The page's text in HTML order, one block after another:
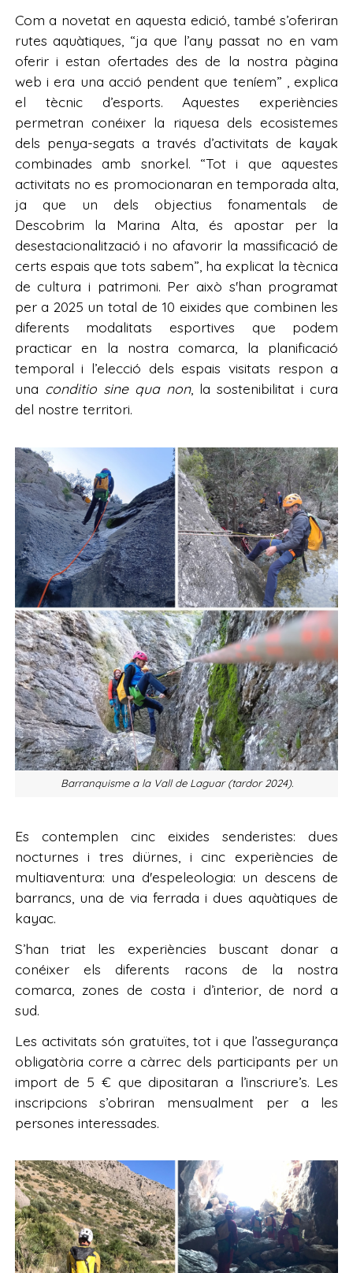
Com a novetat en aquesta edició, també s’oferiran
rutes aquàtiques, “ja que l’any passat no en vam
oferir i estan ofertades des de la nostra pàgina
web i era una acció pendent que teníem” , explica
el tècnic d’esports. Aquestes experiències
permetran conéixer la riquesa dels ecosistemes
dels penya-segats a través d’activitats de kayak
combinades amb snorkel. “Tot i que aquestes
activitats no es promocionaran en temporada alta,
ja que un dels objectius fonamentals de
Descobrim la Marina Alta, és apostar per la
desestacionalització i no afavorir la massificació de
certs espais que tots sabem”, ha explicat la tècnica
de cultura i patrimoni. Per això s'han programat
per a 2025 un total de 10 eixides que combinen les
diferents modalitats esportives que podem
practicar en la nostra comarca, la planificació
temporal i l’elecció dels espais visitats respon a
una conditio sine qua non, la sostenibilitat i cura
del nostre territori.
Barranquisme a la Vall de Laguar (tardor 2024).
Es contemplen cinc eixides senderistes: dues
nocturnes i tres diürnes, i cinc experiències de
multiaventura: una d'espeleologia: un descens de
barrancs, una de via ferrada i dues aquàtiques de
kayac.
S’han triat les experiències buscant donar a
conéixer els diferents racons de la nostra
comarca, zones de costa i d’interior, de nord a
sud.
Les activitats són gratuïtes, tot i que l’assegurança
obligatòria corre a càrrec dels participants per un
import de 5 € que dipositaran a l’inscriure’s. Les
inscripcions s’obriran mensualment per a les
persones interessades.